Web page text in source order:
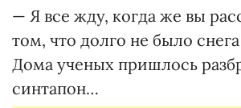
— Я все жду, когда же вы
том, что долго не было
Дома ученых пришлось
синтапон…